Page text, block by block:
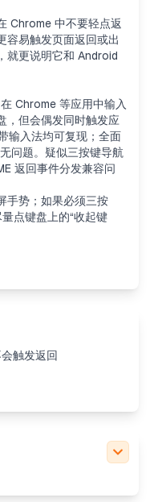
Chrome 中不要轻点返
容易触发页面返回或出
就更说明它和 Android
Chrome 等应用中输入
，但会偶发同时触发应
输入法均可复现；全面
问题。疑似三按键导航
返回事件分发兼容问
手势；如果必须三按
点键盘上的“收起键
触发返回